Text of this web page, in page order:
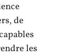
de
les